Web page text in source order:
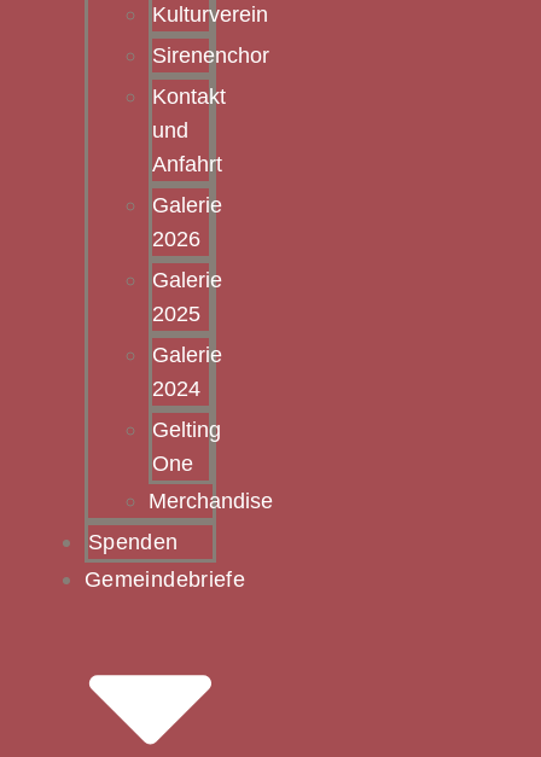
Kulturverein
Sirenenchor
Kontakt
und
Anfahrt
Galerie
2026
Galerie
2025
Galerie
2024
Gelting
One
Merchandise
Spenden
Gemeindebriefe